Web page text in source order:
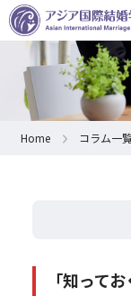
Home コラム一
「知って